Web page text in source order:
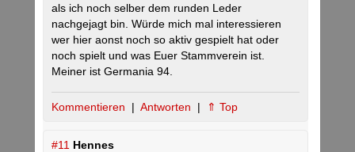
als ich noch selber dem runden Leder
nachgejagt bin. Würde mich mal interessieren
wer hier aonst noch so aktiv gespielt hat oder
noch spielt und was Euer Stammverein ist.
Meiner ist Germania 94.
Kommentieren | Antworten | ⇑ Top
#11 Hennes